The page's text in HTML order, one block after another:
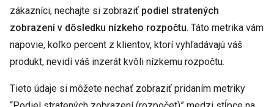
zákazníci, nechajte si zobraziť podiel stratených
zobrazení v dôsledku nízkeho rozpočtu. Táto metrika vám
napovie, koľko percent z klientov, ktorí vyhľadávajú váš
produkt, nevidí váš inzerát kvôli nízkemu rozpočtu.
Tieto údaje si môžete nechať zobraziť pridaním metriky